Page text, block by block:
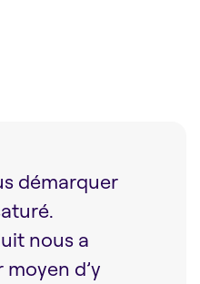
démarquer
nous a
d’y